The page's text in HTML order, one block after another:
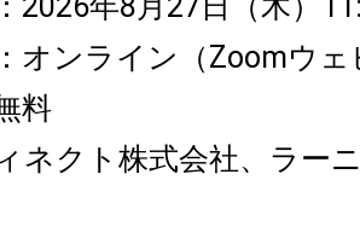
オンライン（Zoomウェ
料
ネクト株式会社、ラー